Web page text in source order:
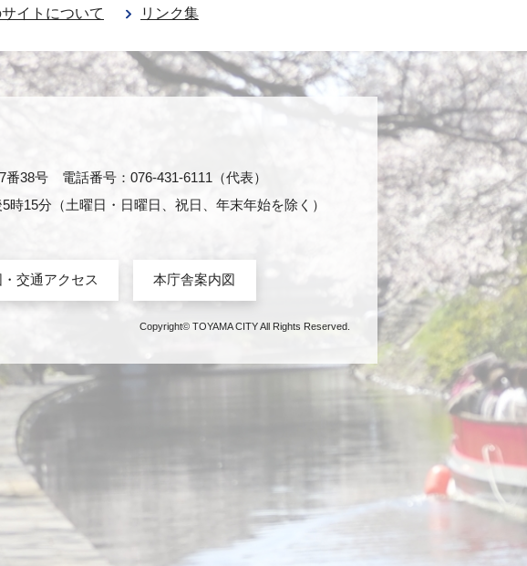
イトについて リンク集
番38号 電話番号：076-431-6111（代表）
時15分（土曜日・日曜日、祝日、年末年始を除く）
交通アクセス 本庁舎案内図
Copyright© TOYAMA CITY All Rights Reserved.